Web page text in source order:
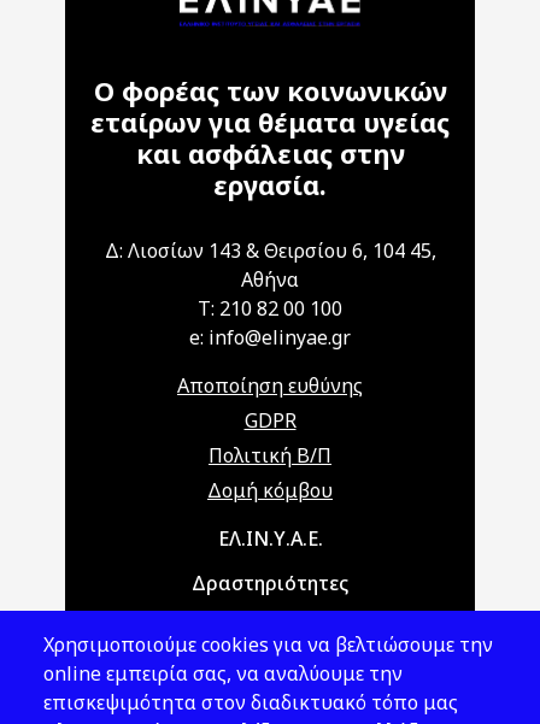
Ο φορέας των κοινωνικών
εταίρων για θέματα υγείας
και ασφάλειας στην
εργασία.
Δ: Λιοσίων 143 & Θειρσίου 6, 104 45,
Αθήνα
T: 210 82 00 100
e: info@elinyae.gr
Αποποίηση ευθύνης
GDPR
Πολιτική Β/Π
Δομή κόμβου
Main navigationΕΛ.ΙΝ.Υ.Α.Ε.
Δραστηριότητες
Νομοθεσία
Εκδόσεις
Χρησιμοποιούμε cookies για να βελτιώσουμε την
online εμπειρία σας, να αναλύουμε την
επισκεψιμότητα στον διαδικτυακό τόπο μας